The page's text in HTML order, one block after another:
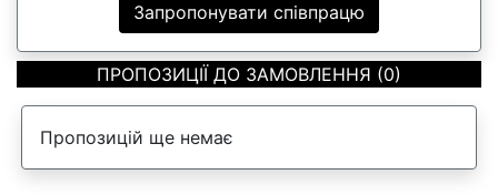
Запропонувати співпрацю
ПРОПОЗИЦІЇ ДО ЗАМОВЛЕННЯ (0)
Пропозицій ще немає